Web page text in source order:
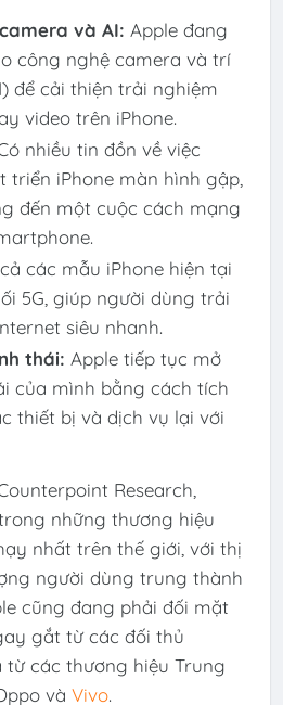
và AI: Apple đang
công nghệ camera và trí
để cải thiện trải nghiệm
video trên iPhone.
nhiều tin đồn về việc
triển iPhone màn hình gập,
đến một cuộc cách mạng
các mẫu iPhone hiện tại
5G, giúp người dùng trải
siêu nhanh.
thái: Apple tiếp tục mở
của mình bằng cách tích
thiết bị và dịch vụ lại với
Research,
những thương hiệu
nhất trên thế giới, với thị
người dùng trung thành
cũng đang phải đối mặt
gắt từ các đối thủ
từ các thương hiệu Trung
và Vivo.